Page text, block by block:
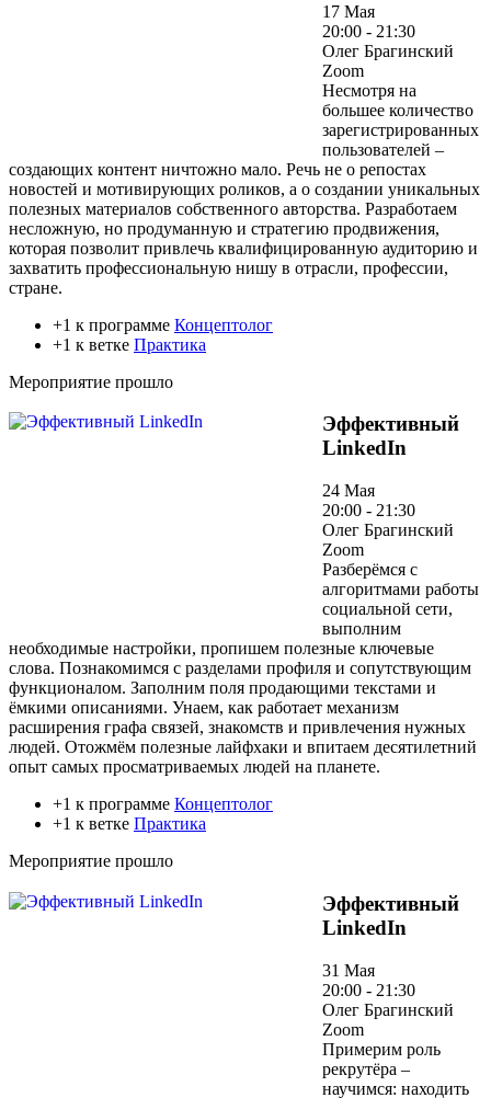
17 Мая
20:00 - 21:30
Олег Брагинский
Zoom
Несмотря на
большее количество
зарегистрированных
пользователей –
создающих контент ничтожно мало. Речь не о репостах
новостей и мотивирующих роликов, а о создании уникальных
полезных материалов собственного авторства. Разработаем
несложную, но продуманную и стратегию продвижения,
которая позволит привлечь квалифицированную аудиторию и
захватить профессиональную нишу в отрасли, профессии,
стране.
+1 к программе Концептолог
+1 к ветке Практика
Мероприятие прошло
Эффективный
LinkedIn
24 Мая
20:00 - 21:30
Олег Брагинский
Zoom
Разберёмся с
алгоритмами работы
социальной сети,
выполним
необходимые настройки, пропишем полезные ключевые
слова. Познакомимся с разделами профиля и сопутствующим
функционалом. Заполним поля продающими текстами и
ёмкими описаниями. Унаем, как работает механизм
расширения графа связей, знакомств и привлечения нужных
людей. Отожмём полезные лайфхаки и впитаем десятилетний
опыт самых просматриваемых людей на планете.
+1 к программе Концептолог
+1 к ветке Практика
Мероприятие прошло
Эффективный
LinkedIn
31 Мая
20:00 - 21:30
Олег Брагинский
Zoom
Примерим роль
рекрутёра –
научимся: находить